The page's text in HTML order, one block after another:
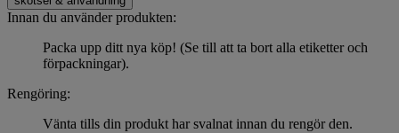
Innan du använder produkten:
Packa upp ditt nya köp! (Se till att ta bort alla etiketter och
förpackningar).
Rengöring:
Vänta tills din produkt har svalnat innan du rengör den.